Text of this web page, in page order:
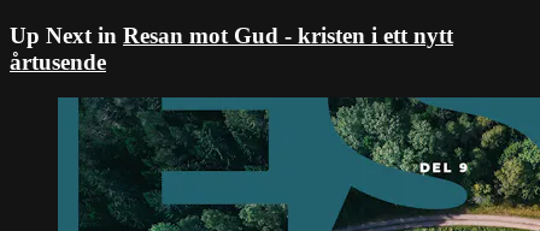
Up Next in Resan mot Gud - kristen i ett nytt
årtusende